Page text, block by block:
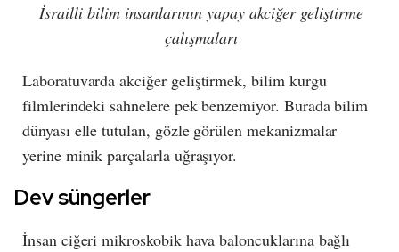
İsrailli bilim insanlarının yapay akciğer geliştirme
çalışmaları
Laboratuvarda akciğer geliştirmek, bilim kurgu
filmlerindeki sahnelere pek benzemiyor. Burada bilim
dünyası elle tutulan, gözle görülen mekanizmalar
yerine minik parçalarla uğraşıyor.
Dev süngerler
İnsan ciğeri mikroskobik hava baloncuklarına bağlı